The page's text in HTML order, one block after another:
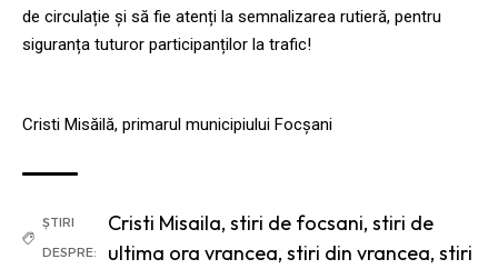
de circulație și să fie atenți la semnalizarea rutieră, pentru
siguranța tuturor participanților la trafic!
Cristi Misăilă, primarul municipiului Focșani
ȘTIRI
DESPRE:
Cristi Misaila, stiri de focsani, stiri de
ultima ora vrancea, stiri din vrancea, stiri